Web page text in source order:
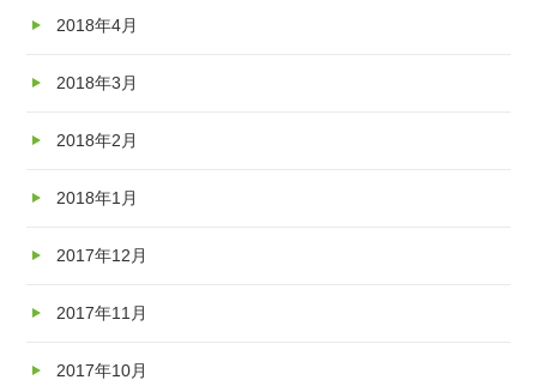
2018年4月
2018年3月
2018年2月
2018年1月
2017年12月
2017年11月
2017年10月